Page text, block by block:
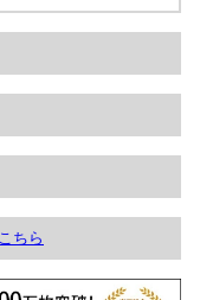
ちら